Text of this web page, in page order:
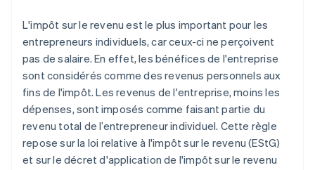
L'impôt sur le revenu est le plus important pour les
entrepreneurs individuels, car ceux-ci ne perçoivent
pas de salaire. En effet, les bénéfices de l'entreprise
sont considérés comme des revenus personnels aux
fins de l'impôt. Les revenus de l'entreprise, moins les
dépenses, sont imposés comme faisant partie du
revenu total de l’entrepreneur individuel. Cette règle
repose sur la loi relative à l'impôt sur le revenu (EStG)
et sur le décret d'application de l'impôt sur le revenu